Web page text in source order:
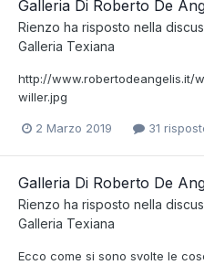
Galleria Di Roberto De
Rienzo ha risposto nella
Galleria Texiana
http://www.robertodeangelis.it/
willer.jpg
2 Marzo 2019 31
Galleria Di Roberto De
Rienzo ha risposto nella
Galleria Texiana
Ecco come si sono svolte le